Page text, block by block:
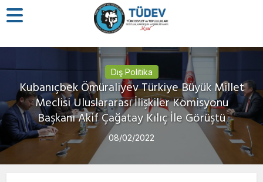
Dış Politika
Kubanıçbek Ömüraliyev Türkiye Büyük Millet
Meclisi Uluslararası İlişkiler Komisyonu
Başkanı Akif Çağatay Kılıç İle Görüştü
08/02/2022